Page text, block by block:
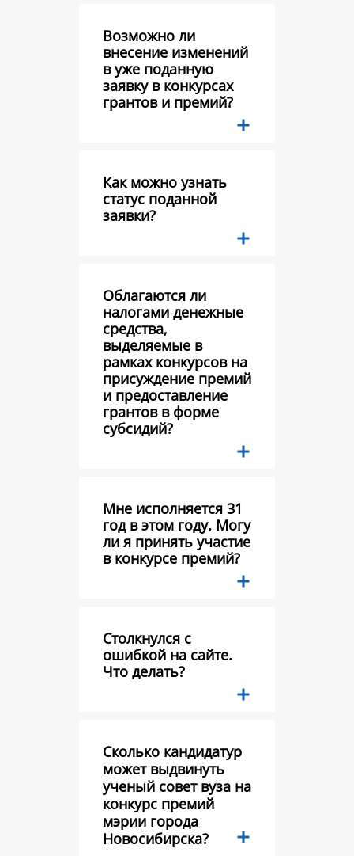
Возможно ли
внесение изменений
в уже поданную
заявку в конкурсах
грантов и премий?
Как можно узнать
статус поданной
заявки?
Облагаются ли
налогами денежные
средства,
выделяемые в
рамках конкурсов на
присуждение премий
и предоставление
грантов в форме
субсидий?
Мне исполняется 31
год в этом году. Могу
ли я принять участие
в конкурсе премий?
Столкнулся с
ошибкой на сайте.
Что делать?
Сколько кандидатур
может выдвинуть
ученый совет вуза на
конкурс премий
мэрии города
Новосибирска?